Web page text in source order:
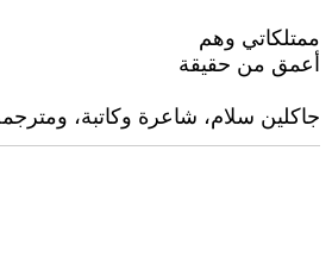
ممتلكاتي وهم
أعمق من حقيقة
جاكلين سلام، شاعرة وكاتبة،